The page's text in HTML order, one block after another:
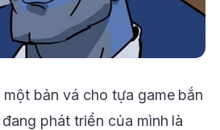
bản vá cho tựa game bắn
phát triển của mình là